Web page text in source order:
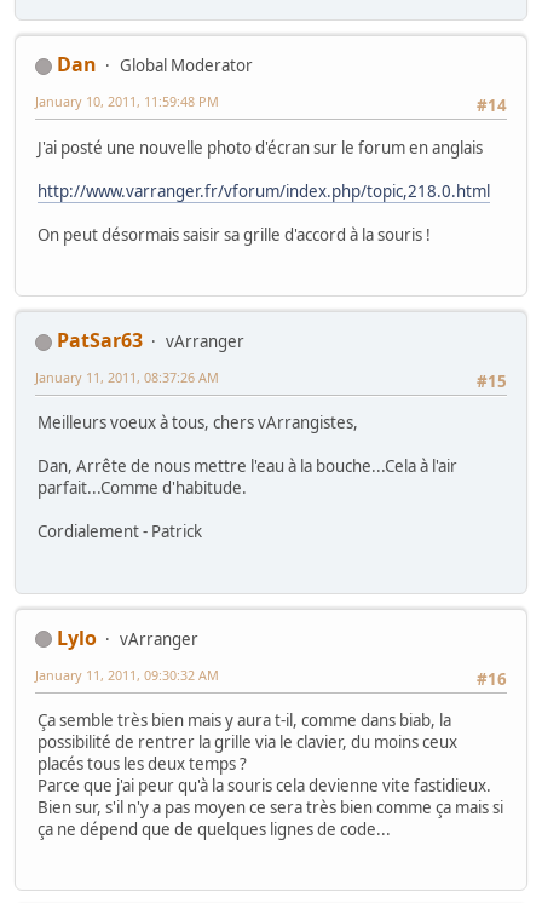
Dan
Global Moderator
#14
January 10, 2011, 11:59:48 PM
J'ai posté une nouvelle photo d'écran sur le forum en anglais
http://www.varranger.fr/vforum/index.php/topic,218.0.html
On peut désormais saisir sa grille d'accord à la souris !
PatSar63
vArranger
#15
January 11, 2011, 08:37:26 AM
Meilleurs voeux à tous, chers vArrangistes,
Dan, Arrête de nous mettre l'eau à la bouche...Cela à l'air
parfait...Comme d'habitude.
Cordialement - Patrick
Lylo
vArranger
#16
January 11, 2011, 09:30:32 AM
Ça semble très bien mais y aura t-il, comme dans biab, la
possibilité de rentrer la grille via le clavier, du moins ceux
placés tous les deux temps ?
Parce que j'ai peur qu'à la souris cela devienne vite fastidieux.
Bien sur, s'il n'y a pas moyen ce sera très bien comme ça mais si
ça ne dépend que de quelques lignes de code...